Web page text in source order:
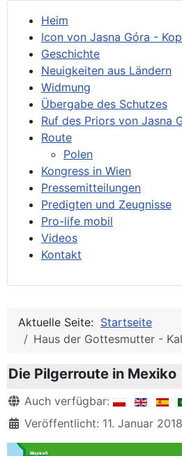
Heim
Icon von Jasna Góra -
Geschichte
Neuigkeiten aus Ländern
Widmung
Übergabe des Schutzes
Ruf des Priors von Jasna
Route
Polen
Kongress in Wien
Pressemitteilungen
Predigten und Zeugnisse
Pro-life mobil
Videos
Kontakt
Aktuelle Seite: Startseite
Haus der Gottesmutter -
Die Pilgerroute in Mexiko
DetailsAuch verfügbar:
Veröffentlicht: 11. Januar 2018